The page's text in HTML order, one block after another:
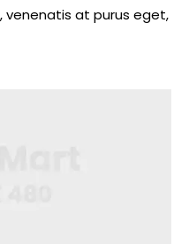
venenatis at purus eget,